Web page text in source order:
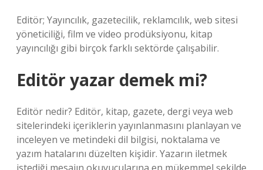
Editör; Yayıncılık, gazetecilik, reklamcılık, web sitesi
yöneticiliği, film ve video prodüksiyonu, kitap
yayıncılığı gibi birçok farklı sektörde çalışabilir.
Editör yazar demek mi?
Editör nedir? Editör, kitap, gazete, dergi veya web
sitelerindeki içeriklerin yayınlanmasını planlayan ve
inceleyen ve metindeki dil bilgisi, noktalama ve
yazım hatalarını düzelten kişidir. Yazarın iletmek